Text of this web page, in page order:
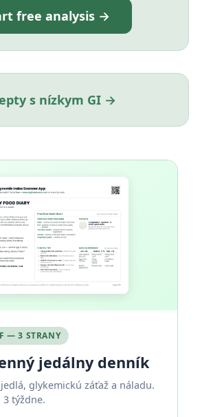
free analysis →
s nízkym GI →
— 3 STRANY
jedálny denník
glykemickú záťaž a náladu.
3 týždne.